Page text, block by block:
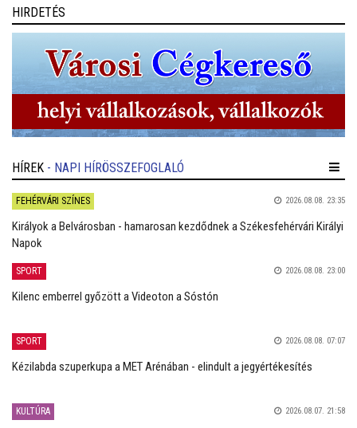
HIRDETÉS
HÍREK - NAPI HÍRÖSSZEFOGLALÓ
FEHÉRVÁRI SZÍNES 2026.08.08. 23:35
Királyok a Belvárosban - hamarosan kezdődnek a Székesfehérvári Királyi
Napok
SPORT 2026.08.08. 23:00
Kilenc emberrel győzött a Videoton a Sóstón
SPORT 2026.08.08. 07:07
Kézilabda szuperkupa a MET Arénában - elindult a jegyértékesítés
KULTÚRA 2026.08.07. 21:58